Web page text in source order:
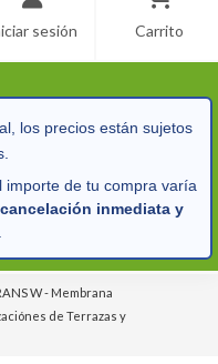
sesión Carrito
los precios están sujetos
importe de tu compra varía
cancelación inmediata y
W - Membrana
de Terrazas y